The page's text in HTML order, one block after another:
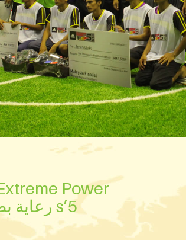
Power
5’s رعاية بطولة